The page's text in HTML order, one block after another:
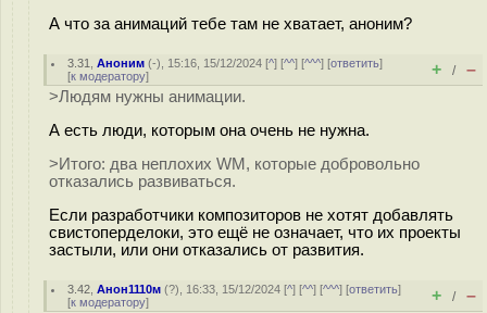
А что за анимаций тебе там не хватает, аноним?
3.31 ,Аноним (-), 15:16, 15/12/2024 [^] [^^] [^^^] [ответить]
[к модератору] + / –
>Людям нужны анимации.
А есть люди, которым она очень не нужна.
>Итого: два неплохих WM, которые добровольно
отказались развиваться.
Если разработчики композиторов не хотят добавлять
свистоперделоки, это ещё не означает, что их проекты
застыли, или они отказались от развития.
3.42 ,Анон1110м (?), 16:33, 15/12/2024 [^] [^^] [^^^] [ответить]
[к модератору] + / –